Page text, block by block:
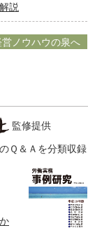
説
営ノウハウの泉へ
監修提供
Ｑ＆Ａを分類収録